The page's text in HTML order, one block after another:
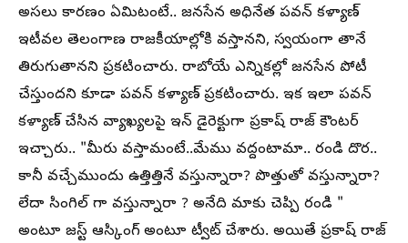
అసలు కారణం ఏమిటంటే.. జనసేన అధినేత పవన్ కళ్యాణ్
ఇటీవల తెలంగాణ రాజకీయాల్లోకి వస్తానని, స్వయంగా తానే
తిరుగుతానని ప్రకటించారు. రాబోయే ఎన్నికల్లో జనసేన పోటీ
చేస్తుందని కూడా పవన్ కళ్యాణ్ ప్రకటించారు. ఇక ఇలా పవన్
కళ్యాణ్ చేసిన వ్యాఖ్యలపై ఇన్ డైరెక్టుగా ప్రకాష్ రాజ్ కౌంటర్
ఇచ్చారు.. "మీరు వస్తామంటే..మేము వద్దంటామా.. రండి దొర..
కానీ వచ్చేముందు ఉత్తిత్తినే వస్తున్నారా? పొత్తుతో వస్తున్నారా?
లేదా సింగిల్ గా వస్తున్నారా ? అనేది మాకు చెప్పి రండి "
అంటూ జస్ట్ ఆస్కింగ్ అంటూ ట్వీట్ చేశారు. అయితే ప్రకాష్ రాజ్